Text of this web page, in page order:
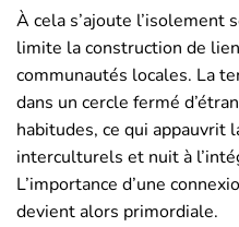
À cela s’ajoute l’isolement
limite la construction de
communautés locales. La
dans un cercle fermé
habitudes, ce qui appauvrit
interculturels et nuit à
L’importance d’une
devient alors primordiale.